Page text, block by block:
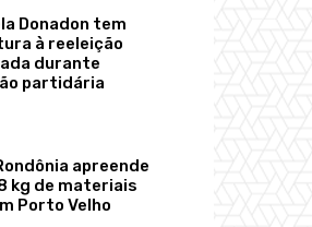
Donadon tem
à reeleição
durante
partidária
apreende
kg de materiais
Porto Velho